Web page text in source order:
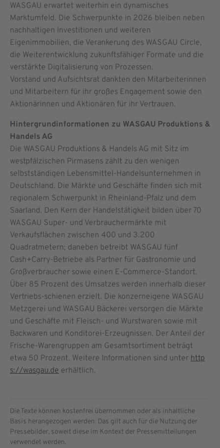
WASGAU erwartet weiterhin ein dynamisches
Marktumfeld. Die Schwerpunkte in 2026 bleiben neben
nachhaltigen Investitionen und weiteren
Eigenimmobilien, die Verankerung des WASGAU Circle,
die Weiterentwicklung zukunftsfähiger Formate und die
verstärkte Digitalisierung von Prozessen.
Vorstand und Aufsichtsrat dankten den Mitarbeiterinnen
und Mitarbeitern für ihr großes Engagement sowie den
Aktionärinnen und Aktionären für ihr Vertrauen.
Hintergrundinformationen zu WASGAU Produktions &
Handels AG
Die WASGAU Produktions & Handels AG mit Sitz im
westpfälzischen Pirmasens zählt zu den wenigen
selbstständigen Lebensmittel-Handelsunternehmen in
Deutschland. Die Märkte und Geschäfte finden sich mit
regionalem Schwerpunkt in Rheinland-Pfalz und dem
Saarland. Den Kern der Handelstätigkeit bilden über 70
WASGAU Super- und Verbrauchermärkte mit
Verkaufsflächen zwischen 400 und 3.200
Quadratmetern; daneben betreibt WASGAU fünf
Cash+Carry-Betriebe als Partner für Gastronomie und
Großverbraucher sowie einen E-Commerce-Standort.
Über 85 Prozent des Umsatzes werden innerhalb dieser
Vertriebs-schienen erzielt. Die konzerneigene WASGAU
Metzgerei und WASGAU Bäckerei versorgen die Märkte
und Geschäfte mit Fleisch- und Wurstwaren sowie mit
Backwaren und Konditorei-Erzeugnissen. Der Anteil der
Frische-Warengruppen am Gesamtsortiment beträgt
etwa 50 Prozent. Weitere Informationen sind unter http
s://wasgau.de erhältlich.
Die Texte können kostenfrei übernommen oder als inhaltliche
Basis herangezogen werden. Das gilt auch für die Nutzung der
Pressebilder, soweit diese im Kontext der Pressemitteilungen
verwendet werden.